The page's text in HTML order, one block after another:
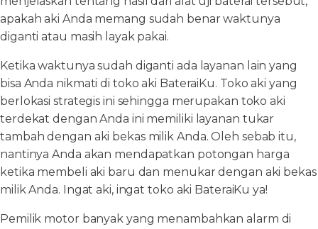
apakah aki Anda memang sudah benar waktunya
diganti atau masih layak pakai.
Ketika waktunya sudah diganti ada layanan lain yang
bisa Anda nikmati di toko aki BateraiKu. Toko aki yang
berlokasi strategis ini sehingga merupakan toko aki
terdekat dengan Anda ini memiliki layanan tukar
tambah dengan aki bekas milik Anda. Oleh sebab itu,
nantinya Anda akan mendapatkan potongan harga
ketika membeli aki baru dan menukar dengan aki bekas
milik Anda. Ingat aki, ingat toko aki BateraiKu ya!
Pemilik motor banyak yang menambahkan alarm di